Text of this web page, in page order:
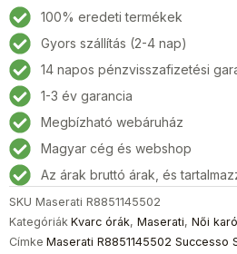
Successo
Solar
Női
karóra
32mm
5ATM
mennyiség
100% eredeti termékek
Gyors szállítás (2-4 nap)
14 napos pénzvisszafizetési
1-3 év garancia
Megbízható webáruház
Magyar cég és webshop
Az árak bruttó árak, és
SKU Maserati R8851145502
Kategóriák Kvarc órák, Maserati, Női
Címke Maserati R8851145502 Successo